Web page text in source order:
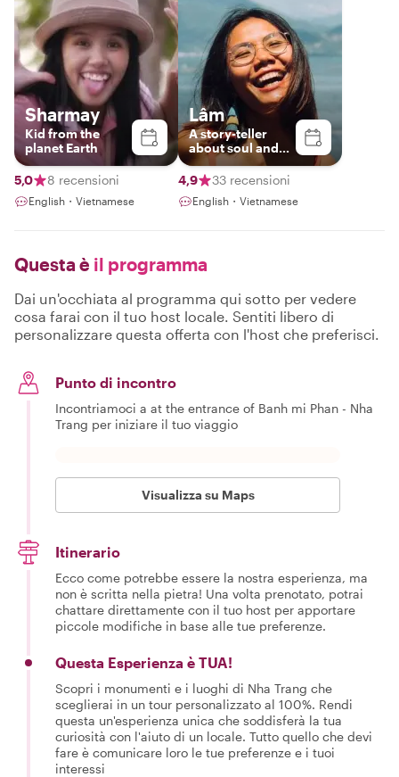
Sharmay
Kid from the
planet Earth
5,0 8 recensioni
English・Vietnamese
Lâm
A story-teller
about soul and
soil of Nha Trang
4,9
33 recensioni
English・Vietnamese
Questa è il programma
Dai un'occhiata al programma qui sotto per vedere
cosa farai con il tuo host locale. Sentiti libero di
personalizzare questa offerta con l'host che preferisci.
Punto di incontro
Incontriamoci a at the entrance of Banh mi Phan - Nha
Trang per iniziare il tuo viaggio
Visualizza su Maps
Itinerario
Ecco come potrebbe essere la nostra esperienza, ma
non è scritta nella pietra! Una volta prenotato, potrai
chattare direttamente con il tuo host per apportare
piccole modifiche in base alle tue preferenze.
Questa Esperienza è TUA!
Scopri i monumenti e i luoghi di Nha Trang che
sceglierai in un tour personalizzato al 100%. Rendi
questa un'esperienza unica che soddisferà la tua
curiosità con l'aiuto di un locale. Tutto quello che devi
fare è comunicare loro le tue preferenze e i tuoi
interessi